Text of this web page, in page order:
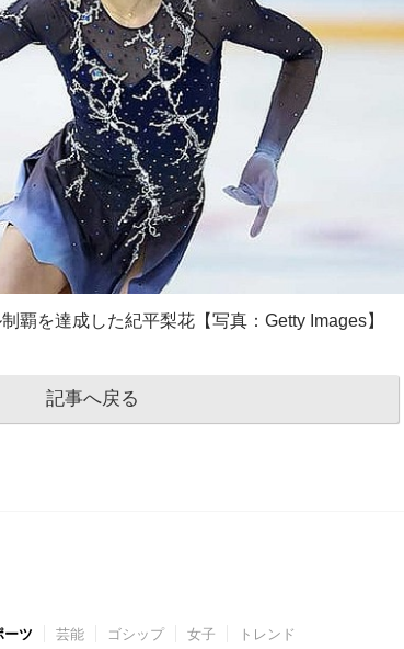
覇を達成した紀平梨花【写真：Getty Images】
記事へ戻る
ーツ 芸能 ゴシップ 女子 トレンド